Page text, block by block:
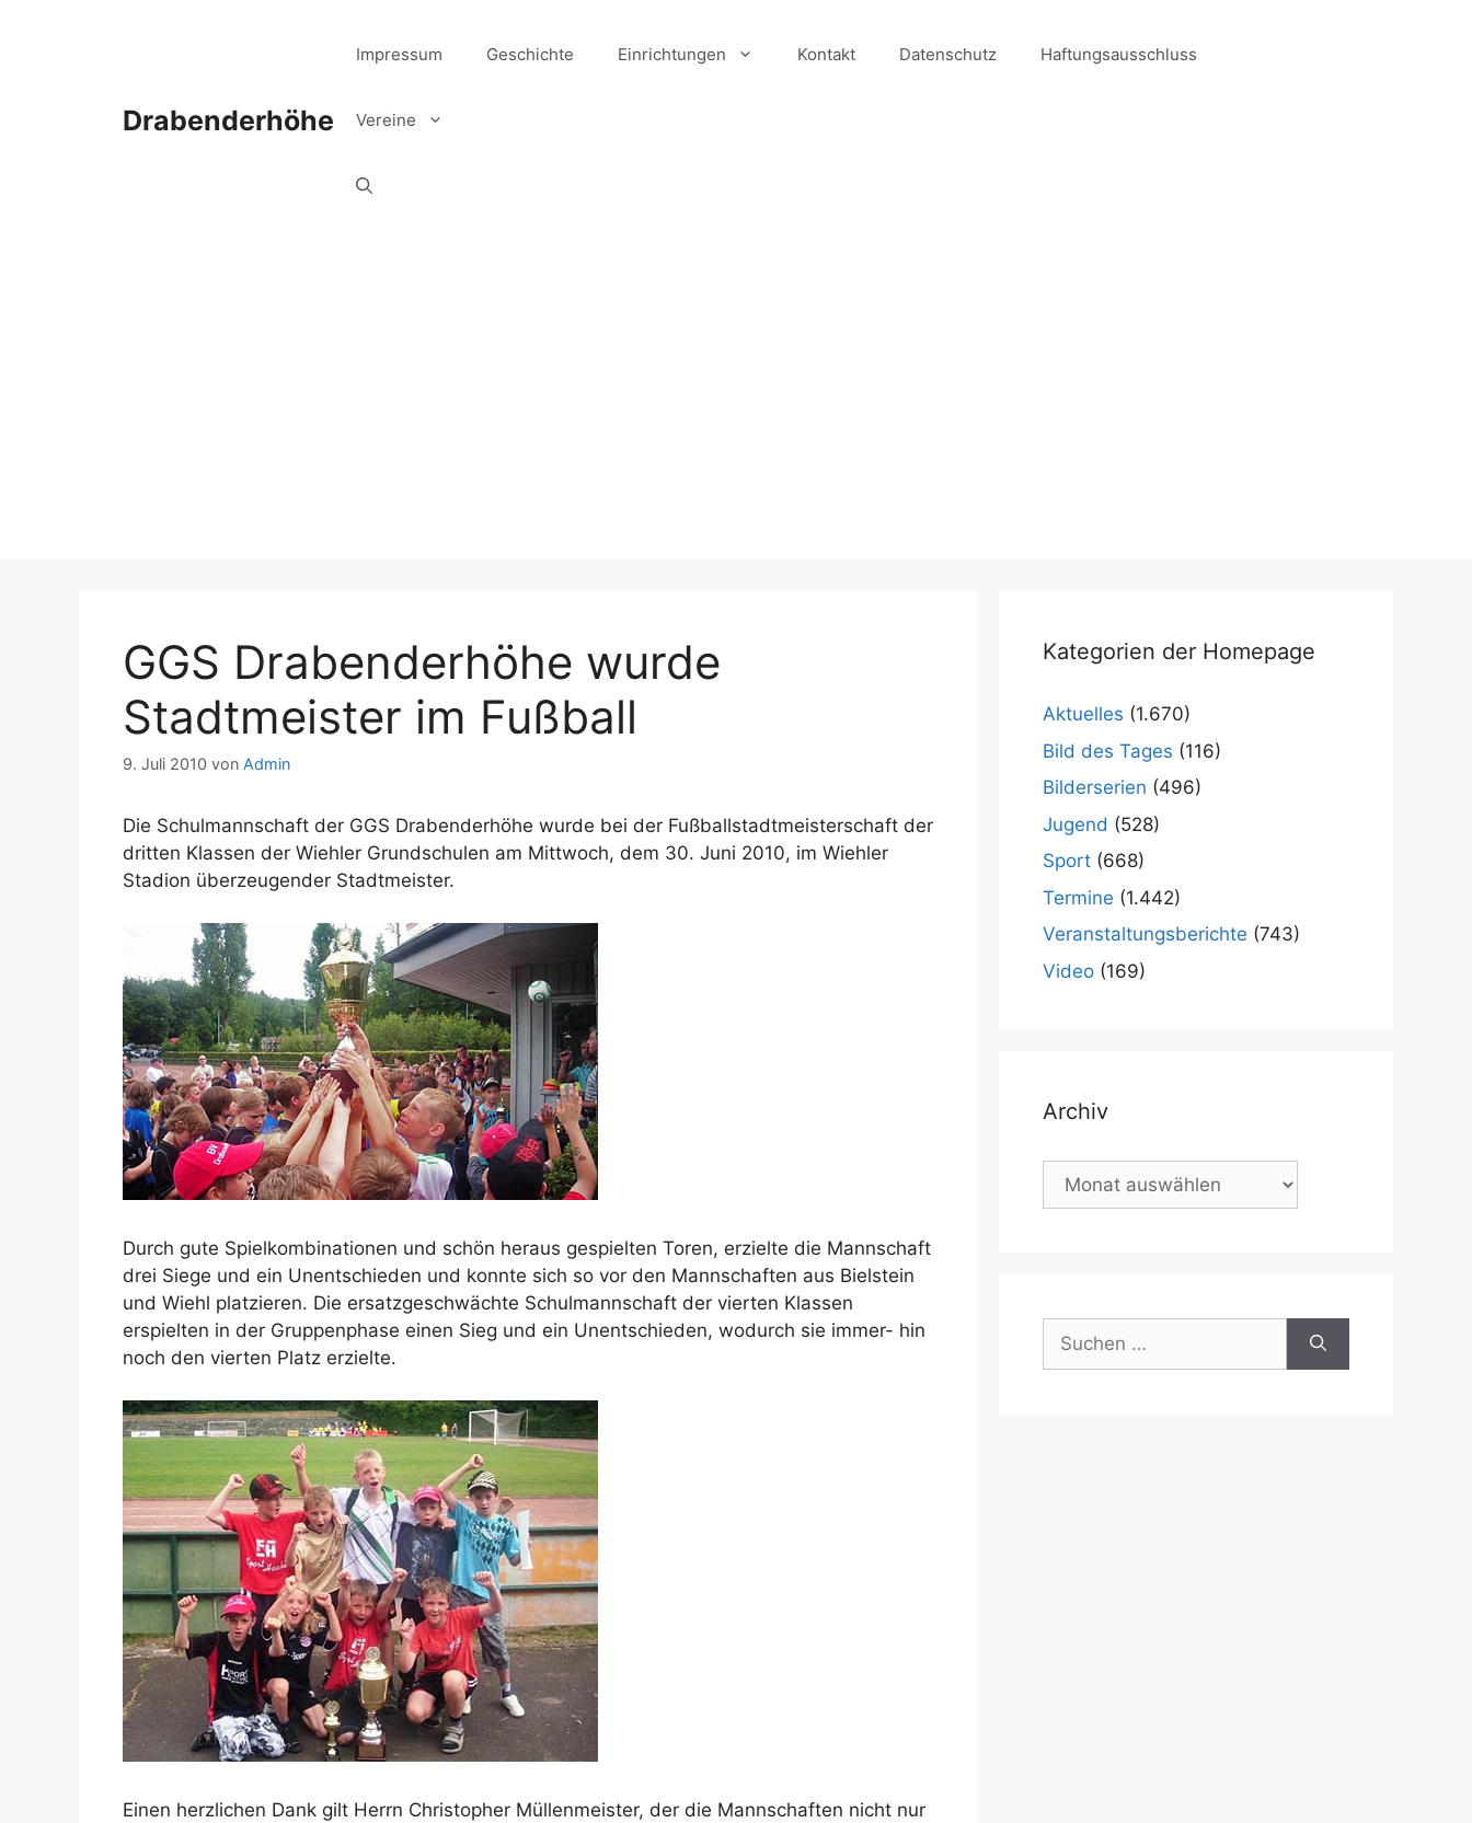
Drabenderhöhe
Impressum Geschichte Einrichtungen Kontakt Datenschutz Haftungsausschluss
Vereine
GGS Drabenderhöhe wurde
Stadtmeister im Fußball
9. Juli 2010 von Admin
Die Schulmannschaft der GGS Drabenderhöhe wurde bei der Fußballstadtmeisterschaft der
dritten Klassen der Wiehler Grundschulen am Mittwoch, dem 30. Juni 2010, im Wiehler
Stadion überzeugender Stadtmeister.
Durch gute Spielkombinationen und schön heraus gespielten Toren, erzielte die Mannschaft
drei Siege und ein Unentschieden und konnte sich so vor den Mannschaften aus Bielstein
und Wiehl platzieren. Die ersatzgeschwächte Schulmannschaft der vierten Klassen
erspielten in der Gruppenphase einen Sieg und ein Unentschieden, wodurch sie immer- hin
noch den vierten Platz erzielte.
Einen herzlichen Dank gilt Herrn Christopher Müllenmeister, der die Mannschaften nicht nur
Kategorien der Homepage
Aktuelles (1.670)
Bild des Tages (116)
Bilderserien (496)
Jugend (528)
Sport (668)
Termine (1.442)
Veranstaltungsberichte (743)
Video (169)
Archiv
Archiv
nach: